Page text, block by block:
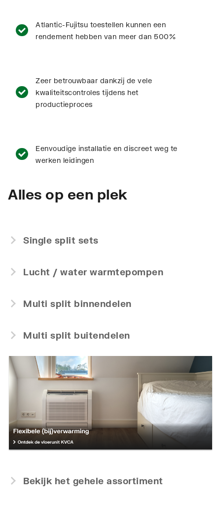
Atlantic-Fujitsu toestellen kunnen een
rendement hebben van meer dan 500%
Zeer betrouwbaar dankzij de vele
kwaliteitscontroles tijdens het
productieproces
Eenvoudige installatie en discreet weg te
werken leidingen
Alles op een plek
Single split sets
Lucht / water warmtepompen
Multi split binnendelen
Multi split buitendelen
Bekijk het gehele assortiment